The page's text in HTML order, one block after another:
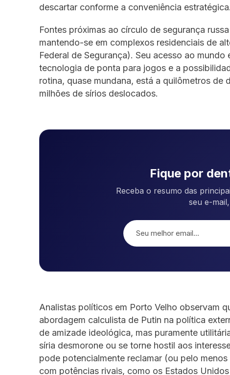
descartar conforme a conveniência estratégica.
Fontes próximas ao círculo de segurança
mantendo-se em complexos residenciais de
Federal de Segurança). Seu acesso ao
tecnologia de ponta para jogos e a
rotina, quase mundana, está a quilômetros
milhões de sírios deslocados.
Fique por
Receba o resumo das
seu e-
Analistas políticos em Porto Velho observam
abordagem calculista de Putin na política
de amizade ideológica, mas puramente
síria desmorone ou se torne hostil aos
pode potencialmente reclamar (ou pelo
com potências rivais, como os Estados